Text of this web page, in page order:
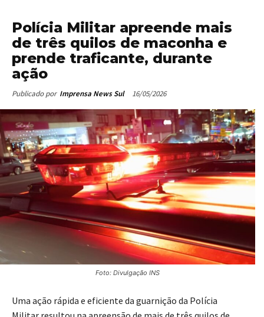
Polícia Militar apreende mais
de três quilos de maconha e
prende traficante, durante
ação
Publicado por Imprensa News Sul 16/05/2026
Foto: Divulgação INS
Uma ação rápida e eficiente da guarnição da Polícia